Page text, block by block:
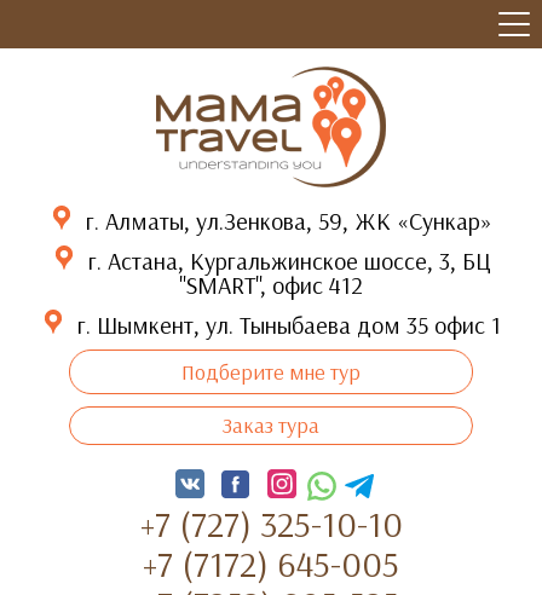
г. Алматы, ул.Зенкова, 59, ЖК «Сункар»
г. Астана, Кургальжинское шоссе, 3, БЦ
"SMART", офис 412
г. Шымкент, ул. Тыныбаева дом 35 офис 1
Подберите мне тур
Заказ тура
+7 (727) 325-10-10
+7 (7172) 645-005